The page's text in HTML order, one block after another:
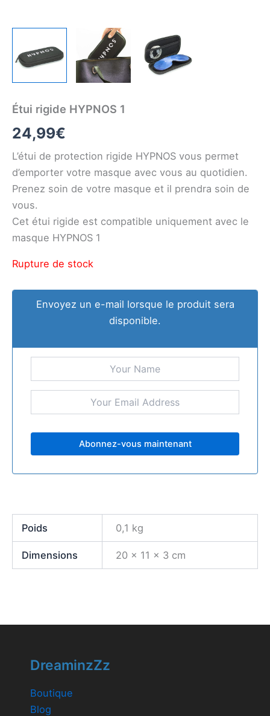
Étui rigide HYPNOS 1
24,99€
L’étui de protection rigide HYPNOS vous permet
d’emporter votre masque avec vous au quotidien.
Prenez soin de votre masque et il prendra soin de
vous.
Cet étui rigide est compatible uniquement avec le
masque HYPNOS 1
Rupture de stock
Envoyez un e-mail lorsque le produit sera
disponible.
Poids 0,1 kg
Dimensions 20 × 11 × 3 cm
DreaminzZz
Boutique
Blog